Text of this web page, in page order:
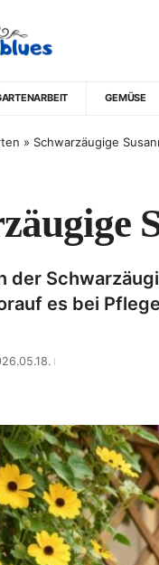
GEMÜSE
» Schwarzäugige
der
es bei